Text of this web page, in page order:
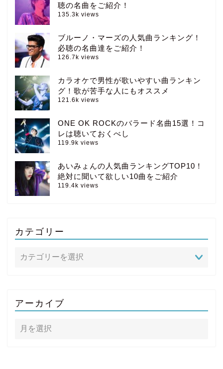
聴の名曲をご紹介！
135.3k views
ブルーノ・マーズの人気曲ランキング！
必聴の名曲達をご紹介！
126.7k views
カラオケで男性が歌いやすい曲ランキン
グ！歌が苦手な人にもオススメ
121.6k views
ONE OK ROCKのバラード名曲15選！コ
レは聴いておくべし
119.9k views
あいみょんの人気曲ランキングTOP10！
絶対に聞いて欲しい10曲をご紹介
119.4k views
カテゴリー
アーカイブ